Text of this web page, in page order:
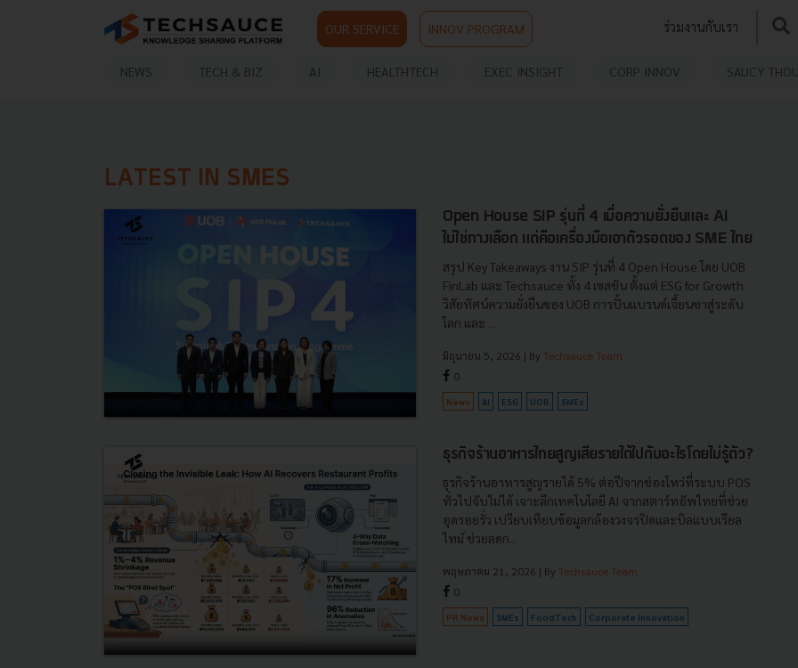
OUR SERVICE INNOV PROGRAM ร่วมงานกับเรา
NEWS TECH & BIZ AI HEALTHTECH EXEC INSIGHT CORP INNOV SAUCY
LATEST IN SMES
Open House SIP รุ่นที่ 4 เมื่อความยั่งยืนและ AI
ไม่ใช่ทางเลือก แต่คือเครื่องมือเอาตัวรอดของ SME ไทย
สรุป Key Takeaways งาน SIP รุ่นที่ 4 Open House โดย UOB
FinLab และ Techsauce ทั้ง 4 เซสชัน ตั้งแต่ ESG for Growth
วิสัยทัศน์ความยั่งยืนของ UOB การปั้นแบรนด์เจี้ยนชาสู่ระดับ
โลก และ ...
มิถุนายน 5, 2026 | By Techsauce Team
0
News AI ESG UOB SMEs
ธุรกิจร้านอาหารไทยสูญเสียรายได้ไปกับอะไรโดยไม่รู้ตัว?
ธุรกิจร้านอาหารสูญรายได้ 5% ต่อปีจากช่องโหว่ที่ระบบ POS
ทั่วไปจับไม่ได้ เจาะลึกเทคโนโลยี AI จากสตาร์ทอัพไทยที่ช่วย
อุดรอยรั่ว เปรียบเทียบข้อมูลกล้องวงจรปิดและบิลแบบเรียล
ไทม์ ช่วยลดก...
พฤษภาคม 21, 2026 | By Techsauce Team
0
PR News SMEs FoodTech Corporate Innovation